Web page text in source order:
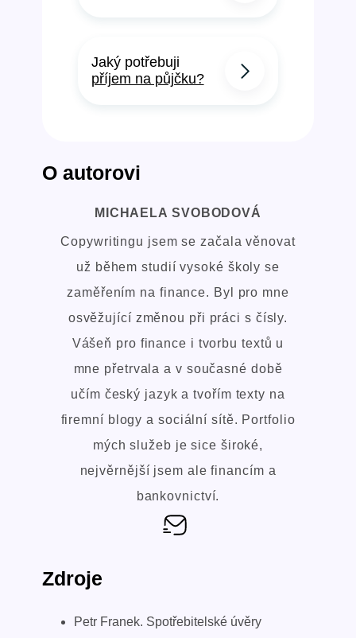
Jaký potřebuji
příjem na půjčku?
O autorovi
MICHAELA SVOBODOVÁ
Copywritingu jsem se začala věnovat
už během studií vysoké školy se
zaměřením na finance. Byl pro mne
osvěžující změnou při práci s čísly.
Vášeň pro finance i tvorbu textů u
mne přetrvala a v současné době
učím český jazyk a tvořím texty na
firemní blogy a sociální sítě. Portfolio
mých služeb je sice široké,
nejvěrnější jsem ale financím a
bankovnictví.
Zdroje
Petr Franek. Spotřebitelské úvěry